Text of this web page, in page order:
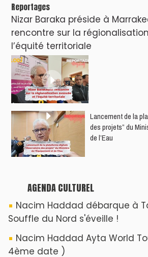
Reportages
Nizar Baraka préside à
rencontre sur la
l’équité territoriale
​Lancement de la
des projets” du
de l’Eau
AGENDA CULTUREL
Nacim Haddad débarque à
Souffle du Nord s'éveille !
Nacim Haddad Ayta World
4ème date )